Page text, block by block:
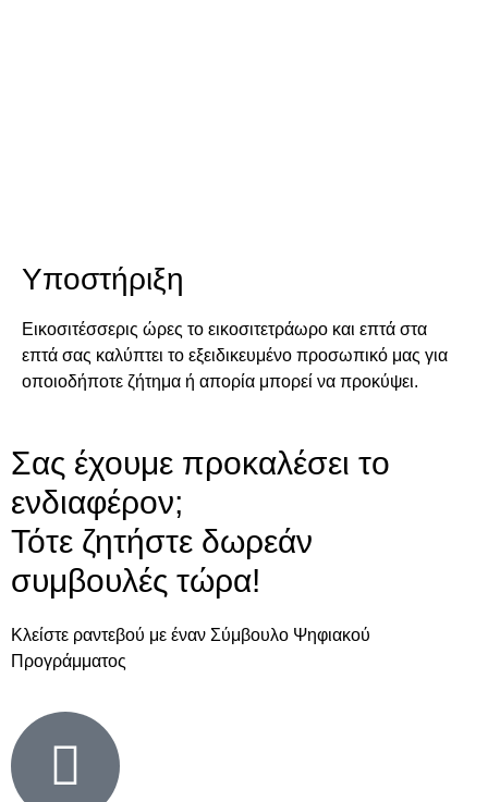
Υποστήριξη
Εικοσιτέσσερις ώρες το εικοσιτετράωρο και επτά στα
επτά σας καλύπτει το εξειδικευμένο προσωπικό μας για
οποιοδήποτε ζήτημα ή απορία μπορεί να προκύψει.
Σας έχουμε προκαλέσει το
ενδιαφέρον;
Τότε ζητήστε δωρεάν
συμβουλές τώρα!
Κλείστε ραντεβού με έναν Σύμβουλο Ψηφιακού
Προγράμματος